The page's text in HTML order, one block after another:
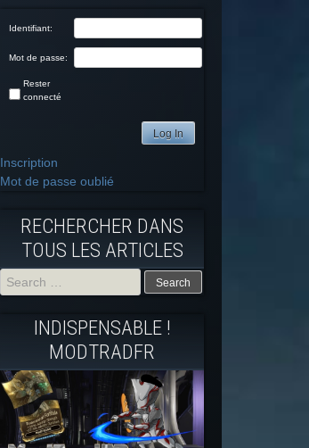
Identifiant:
Mot de passe:
Rester
connecté
Log In
Inscription
Mot de passe oublié
RECHERCHER DANS
TOUS LES ARTICLES
Search
INDISPENSABLE !
MODTRADFR